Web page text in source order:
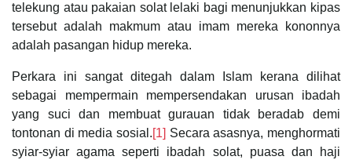
telekung atau pakaian solat lelaki bagi menunjukkan kipas
tersebut adalah makmum atau imam mereka kononnya
adalah pasangan hidup mereka.
Perkara ini sangat ditegah dalam Islam kerana dilihat
sebagai mempermain mempersendakan urusan ibadah
yang suci dan membuat gurauan tidak beradab demi
tontonan di media sosial.[1] Secara asasnya, menghormati
syiar-syiar agama seperti ibadah solat, puasa dan haji